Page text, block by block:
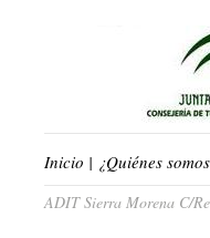
Inicio | ¿Quiénes
ADIT Sierra Morena C/